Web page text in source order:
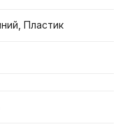
Пластик